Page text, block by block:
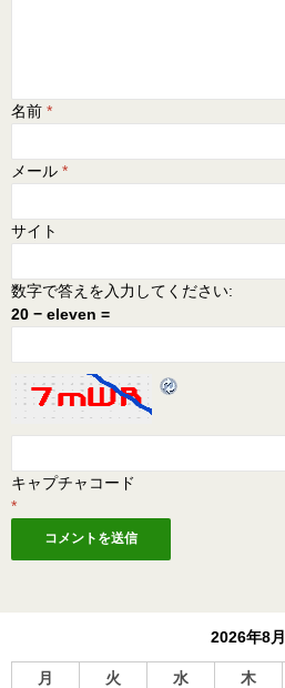
名前 *
メール *
サイト
数字で答えを入力してください:
20 − eleven =
キャプチャコード
*
2026年8月
月 火 水 木